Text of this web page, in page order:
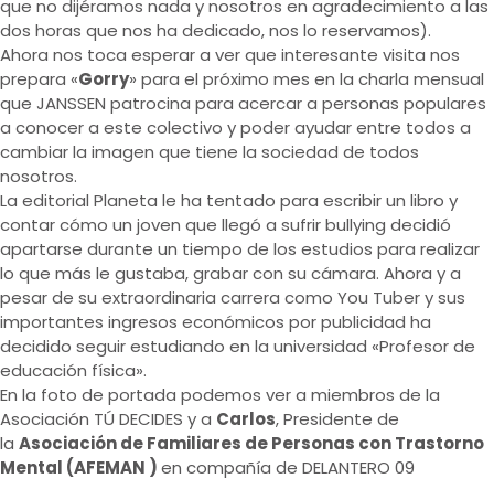
que no dijéramos nada y nosotros en agradecimiento a las
dos horas que nos ha dedicado, nos lo reservamos).
Ahora nos toca esperar a ver que interesante visita nos
prepara «Gorry» para el próximo mes en la charla mensual
que JANSSEN patrocina para acercar a personas populares
a conocer a este colectivo y poder ayudar entre todos a
cambiar la imagen que tiene la sociedad de todos
nosotros.
La editorial Planeta le ha tentado para escribir un libro y
contar cómo un joven que llegó a sufrir bullying decidió
apartarse durante un tiempo de los estudios para realizar
lo que más le gustaba, grabar con su cámara. Ahora y a
pesar de su extraordinaria carrera como You Tuber y sus
importantes ingresos económicos por publicidad ha
decidido seguir estudiando en la universidad «Profesor de
educación física».
En la foto de portada podemos ver a miembros de la
Asociación TÚ DECIDES y a Carlos, Presidente de
la Asociación de Familiares de Personas con Trastorno
Mental (AFEMAN )en compañía de DELANTERO 09